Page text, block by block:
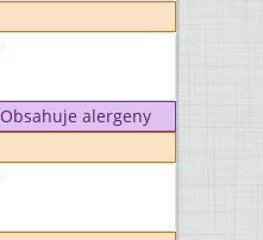
Obsahuje alergeny